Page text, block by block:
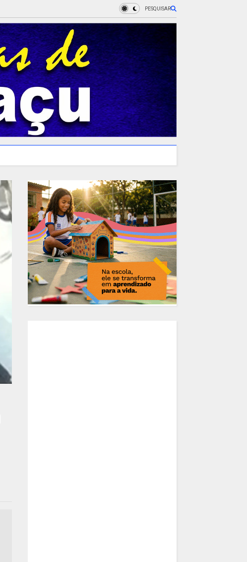
PESQUISAR